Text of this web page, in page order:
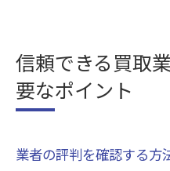
信頼できる買取
要なポイント
業者の評判を確認する方